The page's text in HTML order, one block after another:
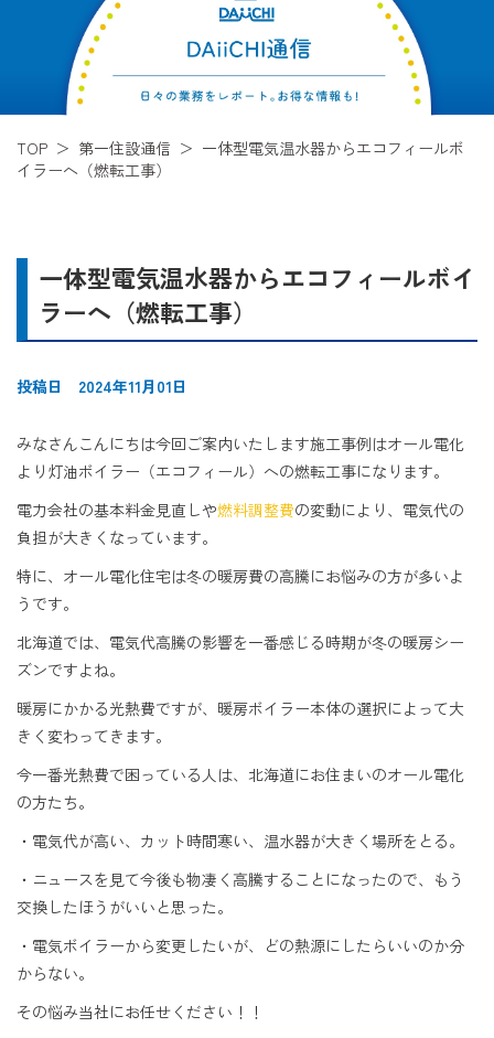
TOP 第一住設通信
一体型電気温水器からエコフィールボ
イラーへ（燃転工事）
一体型電気温水器からエコフィールボイ
ラーへ（燃転工事）
投稿日 2024年11月01日
みなさんこんにちは今回ご案内いたします施工事例はオール電化
より灯油ボイラー（エコフィール）への燃転工事になります。
電力会社の基本料金見直しや燃料調整費の変動により、電気代の
負担が大きくなっています。
特に、オール電化住宅は冬の暖房費の高騰にお悩みの方が多いよ
うです。
北海道では、電気代高騰の影響を一番感じる時期が冬の暖房シー
ズンですよね。
暖房にかかる光熱費ですが、暖房ボイラー本体の選択によって大
きく変わってきます。
今一番光熱費で困っている人は、北海道にお住まいのオール電化
の方たち。
・電気代が高い、カット時間寒い、温水器が大きく場所をとる。
・ニュースを見て今後も物凄く高騰することになったので、もう
交換したほうがいいと思った。
・電気ボイラーから変更したいが、どの熱源にしたらいいのか分
からない。
その悩み当社にお任せください！！